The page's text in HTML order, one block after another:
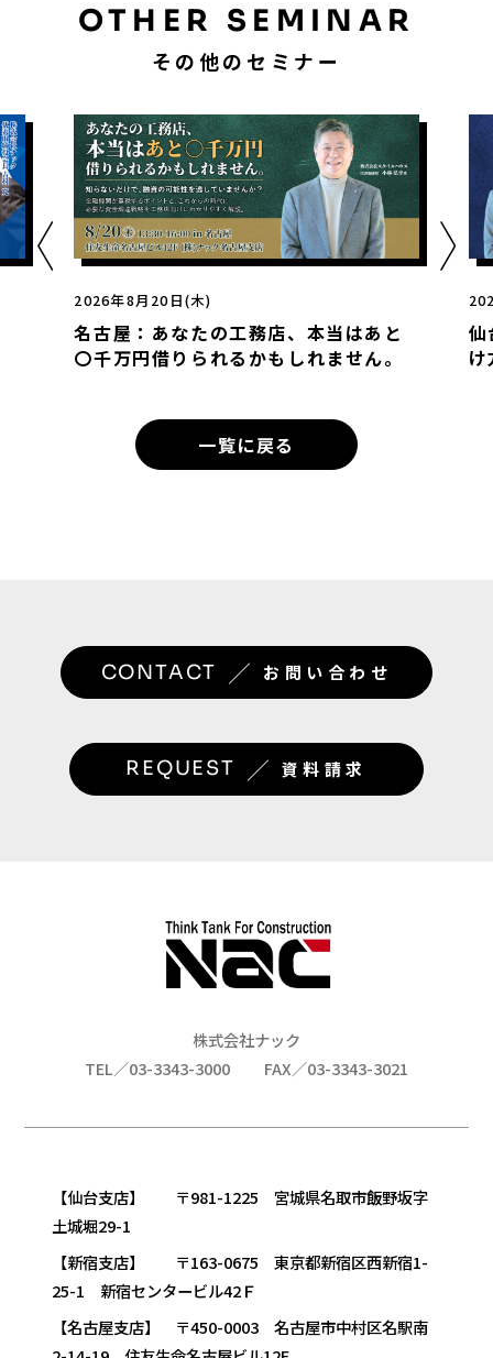
OTHER SEMINAR
その他のセミナー
2026年8月20日(木)
名古屋：あなたの工務店、本当はあと
〇千万円借りられるかもしれません。
仙
一覧に戻る
CONTACT ／ お問い合わせ
REQUEST ／ 資料請求
株式会社ナック
TEL／03-3343-3000
FAX／03-3343-3021
【仙台支店】 〒981-1225 宮城県名取市飯野坂字
土城堀29-1
【新宿支店】 〒163-0675 東京都新宿区西新宿1-
25-1 新宿センタービル42Ｆ
【名古屋支店】 〒450-0003 名古屋市中村区名駅南